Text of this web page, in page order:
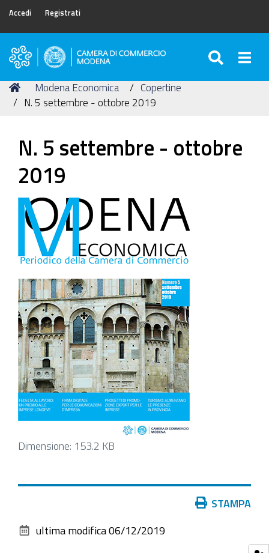
Accedi Registrati
Camera
Commercio
di
Tu
sei
Home
Modena Economica
Copertine
N. 5 settembre - ottobre 2019
N. 5 settembre - ottobre
2019
Clicca
dimensioni
Dimensione: 153.2 KB
documento
STAMPA
ultima modifica 06/12/2019